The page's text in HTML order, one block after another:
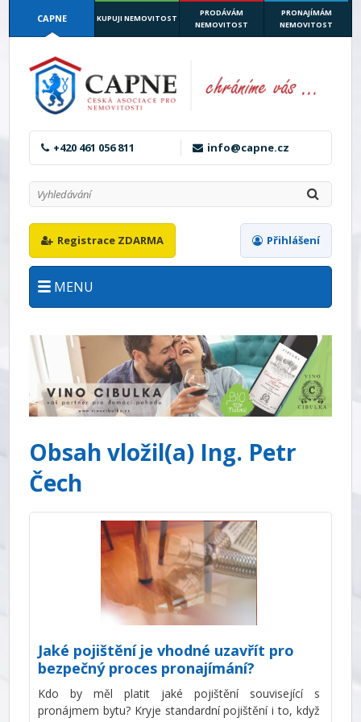
CAPNE KUPUJI NEMOVITOST
PRODÁVÁM
NEMOVITOST
PRONAJÍMÁM
NEMOVITOST
+420 461 056 811 info@capne.cz
Registrace ZDARMA Přihlášení
MENU
Obsah vložil(a) Ing. Petr
Čech
Jaké pojištění je vhodné uzavřít pro
bezpečný proces pronajímání?
Kdo by měl platit jaké pojištění související s
pronájmem bytu? Kryje standardní pojištění i to, když